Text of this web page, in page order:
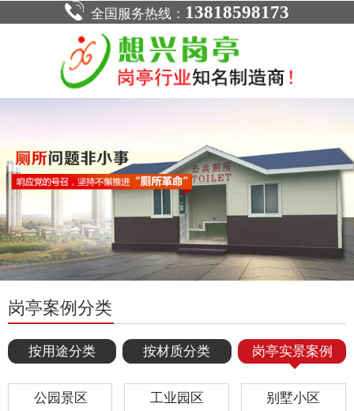
全国服务热线： 13818598173
岗亭案例分类
按用途分类 按材质分类 岗亭实景案例
公园景区 工业园区 别墅小区